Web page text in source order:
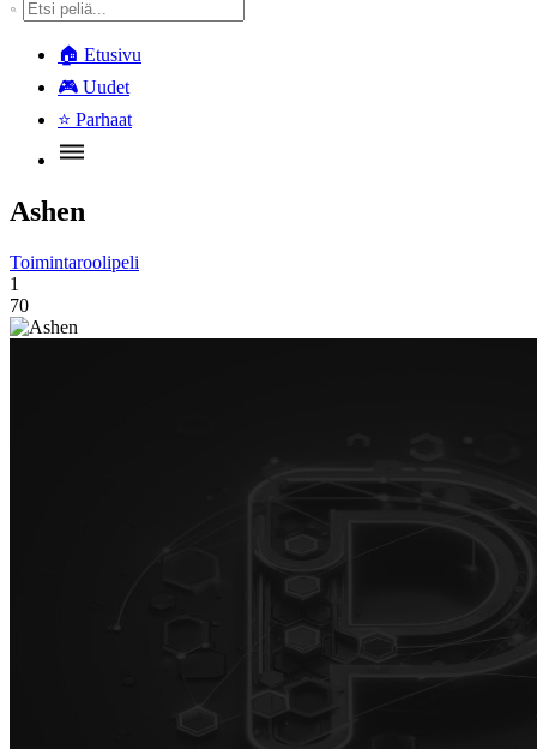
🏠 Etusivu
🎮 Uudet
⭐ Parhaat
Ashen
Toimintaroolipeli
1
70